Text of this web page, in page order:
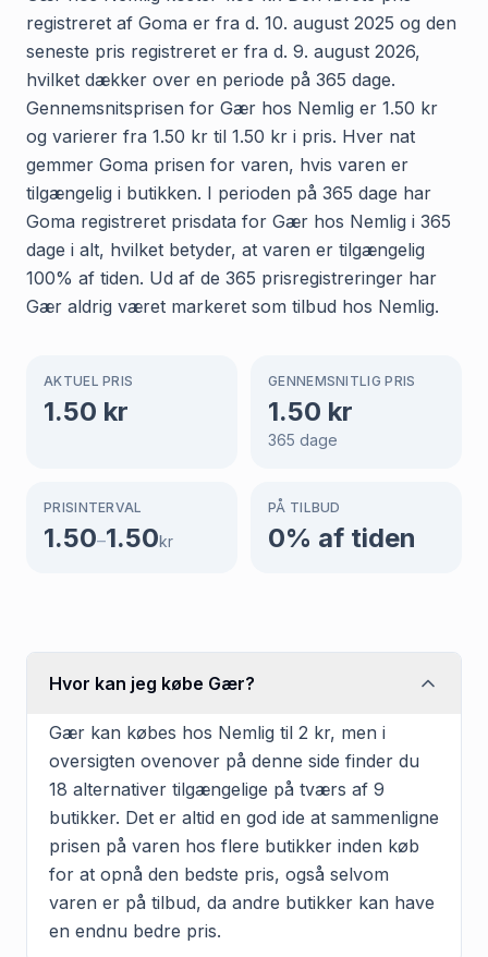
registreret af Goma er fra d. 10. august 2025 og den
seneste pris registreret er fra d. 9. august 2026,
hvilket dækker over en periode på 365 dage.
Gennemsnitsprisen for Gær hos Nemlig er 1.50 kr
og varierer fra 1.50 kr til 1.50 kr i pris. Hver nat
gemmer Goma prisen for varen, hvis varen er
tilgængelig i butikken. I perioden på 365 dage har
Goma registreret prisdata for Gær hos Nemlig i 365
dage i alt, hvilket betyder, at varen er tilgængelig
100% af tiden. Ud af de 365 prisregistreringer har
Gær aldrig været markeret som tilbud hos Nemlig.
AKTUEL PRIS
1.50 kr
GENNEMSNITLIG PRIS
1.50 kr
365 dage
PRISINTERVAL
1.50–1.50kr
PÅ TILBUD
0% af tiden
Hvor kan jeg købe Gær?
Gær kan købes hos Nemlig til 2 kr, men i
oversigten ovenover på denne side finder du
18 alternativer tilgængelige på tværs af 9
butikker. Det er altid en god ide at sammenligne
prisen på varen hos flere butikker inden køb
for at opnå den bedste pris, også selvom
varen er på tilbud, da andre butikker kan have
en endnu bedre pris.